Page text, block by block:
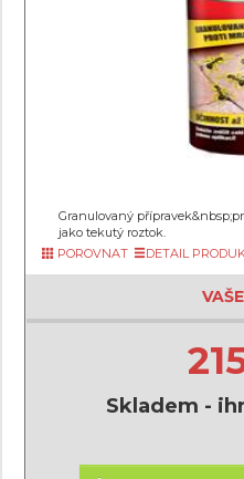
Granulovaný
jako tekutý roztok.
POROVNAT
DETAIL
Skladem -